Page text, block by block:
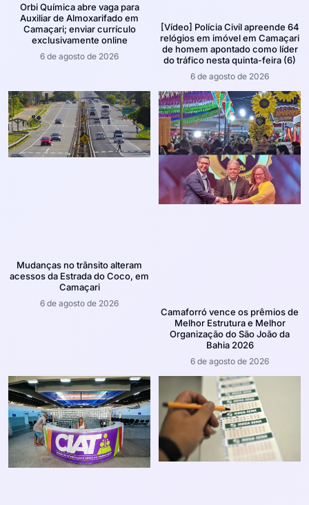
Orbi Química abre vaga para
Auxiliar de Almoxarifado em
Camaçari; enviar currículo
exclusivamente online
6 de agosto de 2026
[Vídeo] Polícia Civil apreende 64
relógios em imóvel em Camaçari
de homem apontado como líder
do tráfico nesta quinta-feira (6)
6 de agosto de 2026
Mudanças no trânsito alteram
acessos da Estrada do Coco, em
Camaçari
6 de agosto de 2026
Camaforró vence os prêmios de
Melhor Estrutura e Melhor
Organização do São João da
Bahia 2026
6 de agosto de 2026